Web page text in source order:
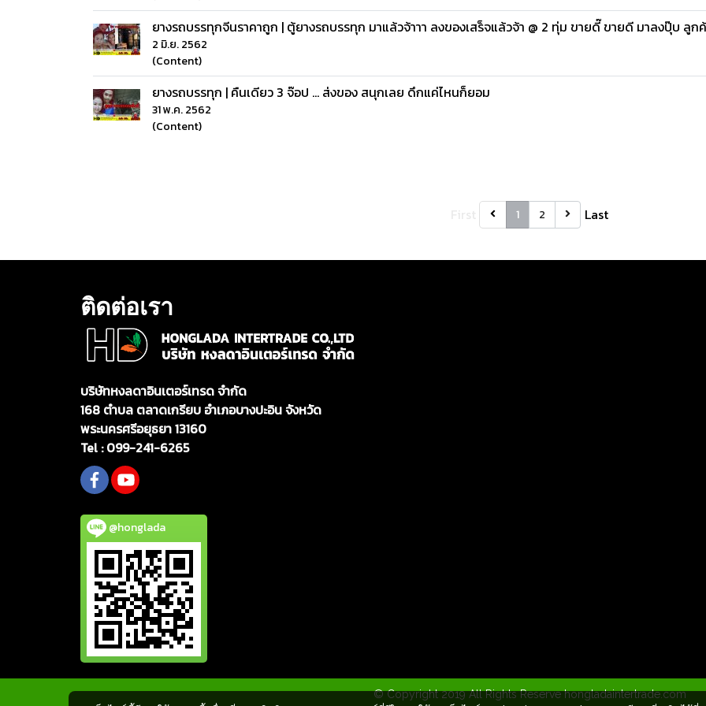
ยางรถบรรทุกจีนราคาถูก | ตู้ยางรถบรรทุก มาแล้วจ้าาา ลงของเสร็จแล้วจ้า @ 2 ทุ่ม ขายดี๊ ขายดี มาลงปุ๊บ ลูก
2 มิ.ย. 2562
(Content)
ยางรถบรรทุก | คืนเดียว 3 จ๊อป ... ส่งของ สนุกเลย ดึกแค่ไหนก็ยอม
31 พ.ค. 2562
(Content)
1 2 Last
ติดต่อเรา
บริษัทหงลดาอินเตอร์เทรด จำกัด
168 ตำบล ตลาดเกรียบ อำเภอบางปะอิน จังหวัด
พระนครศรีอยุธยา 13160
Tel :099-241-6265
@honglada
© Copyright 2019 All Rights Reserve hongladaintertrade.com